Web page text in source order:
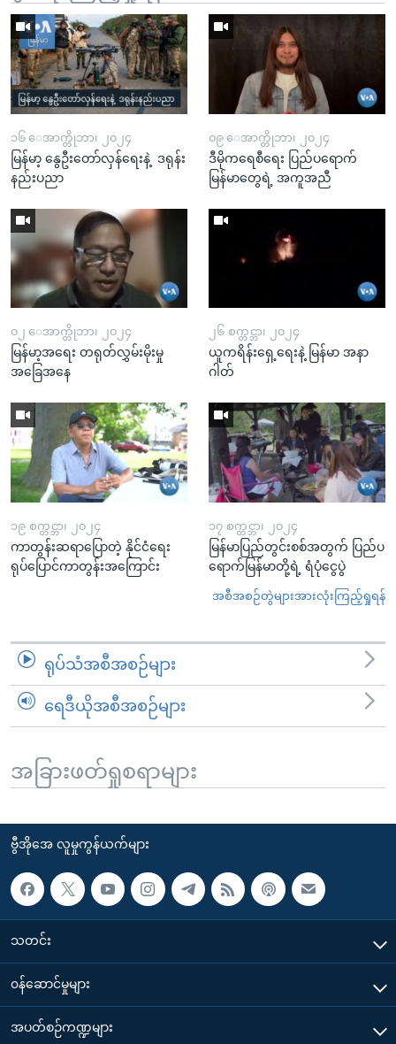
၁၆ ေအာက္တိုဘာ၊ ၂၀၂၄
မြန်မာ့ နွေဦးတော်လှန်ရေးနဲ့ ဒရုန်း
နည်းပညာ
၀၉ ေအာက္တိုဘာ၊ ၂၀၂၄
ဒီမိုကရေစီရေး ပြည်ပရောက်
မြန်မာတွေရဲ့ အကူအညီ
၀၂ ေအာက္တိုဘာ၊ ၂၀၂၄
မြန်မာ့အရေး တရုတ်လွှမ်းမိုးမှု
အခြေအနေ
၂၆ စက္တင္ဘာ၊ ၂၀၂၄
ယူကရိန်းရှေ့ရေးနဲ့ မြန်မာ အနာ
ဂါတ်
၁၉ စက္တင္ဘာ၊ ၂၀၂၄
ကာတွန်းဆရာပြောတဲ့ နိုင်ငံရေး
ရုပ်ပြောင်ကာတွန်းအကြောင်း
၁၇ စက္တင္ဘာ၊ ၂၀၂၄
မြန်မာပြည်တွင်းစစ်အတွက် ပြည်ပ
ရောက်မြန်မာတို့ရဲ့ ရံပုံငွေပွဲ
အစီအစဉ်တွဲများအားလုံးကြည့်ရှုရန်
ရုပ်သံအစီအစဉ်များ
ရေဒီယိုအစီအစဉ်များ
အခြားဖတ်ရှုစရာများ
ဗွီအိုအေ လူမှုကွန်ယက်များ
သတင်း
၀န်ဆောင်မှုများ
အပတ်စဉ်ကဏ္ဍများ